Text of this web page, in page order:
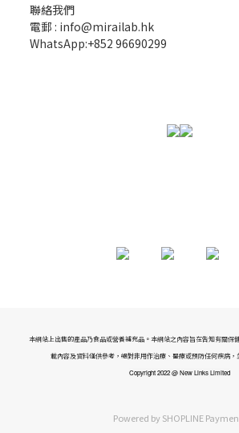
聯絡我們
電郵 : info@mirailab.hk
WhatsApp:+852 96690299
本網站上出售的產品乃食品或營養補充品。本網站之內容旨在告知有關保
載內容及資料僅供參考，絕對非用作治療、醫療或預防任何疾病，
Copyright 2022 @ New Links Limited
Powered bySHOPLINE